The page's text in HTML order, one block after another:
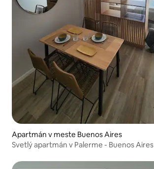
Apartmán v meste Buenos Aires
Svetlý apartmán v Palerme - Buenos Aires